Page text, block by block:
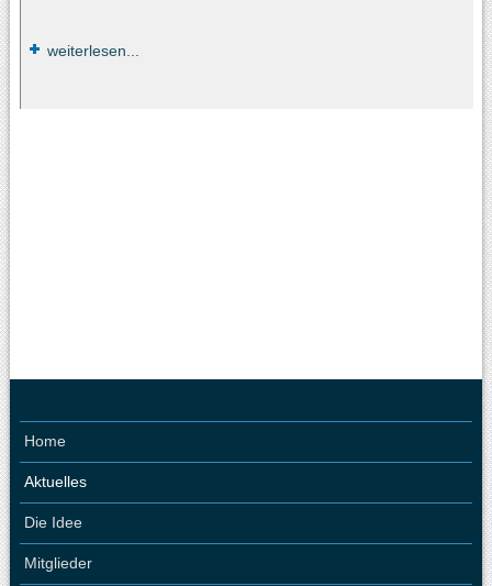
weiterlesen...
Home
Aktuelles
Die Idee
Mitglieder